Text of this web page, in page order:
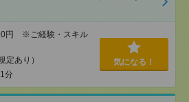
円 ※ご経験・スキル
定あり）
分
気になる！